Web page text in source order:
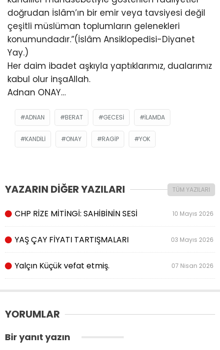
doğrudan İslâm’ın bir emir veya tavsiyesi değil
çeşitli müslüman toplumların gelenekleri
konumundadır.”(İslâm Ansiklopedisi-Diyanet
Yay.)
Her daim ibadet aşkıyla yaptıklarımız, dualarımız
kabul olur inşaAllah.
Adnan ONAY…
ADNAN BERAT GECESI ILAMDA
KANDILI ONAY RAGIP YOK
YAZARIN DİĞER YAZILARI TÜM YAZILARI
CHP RİZE MİTİNGİ: SAHİBİNİN SESİ 10 Mayıs 2026
YAŞ ÇAY FİYATI TARTIŞMALARI 03 Mayıs 2026
Yalçın Küçük vefat etmiş. 07 Nisan 2026
YORUMLAR
Bir yanıt yazın